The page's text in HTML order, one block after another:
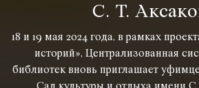
С. Т.
18 и 19 мая 2024 года, в рамках
историй», Централизованная
библиотек вновь приглашает